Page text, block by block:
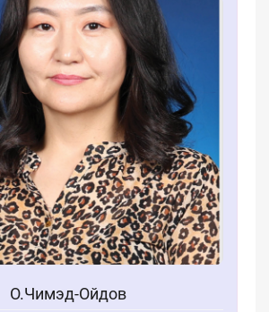
О.Чимэд-Ойдов